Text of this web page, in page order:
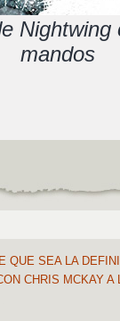
mandos
QUE SEA LA
CHRIS MCKAY